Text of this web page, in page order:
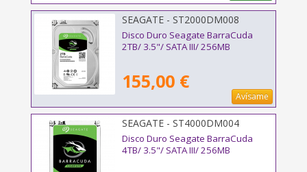
SEAGATE - ST2000DM008
Disco Duro Seagate BarraCuda
2TB/ 3.5"/ SATA III/ 256MB
155,00 €
Avísame
SEAGATE - ST4000DM004
Disco Duro Seagate BarraCuda
4TB/ 3.5"/ SATA III/ 256MB